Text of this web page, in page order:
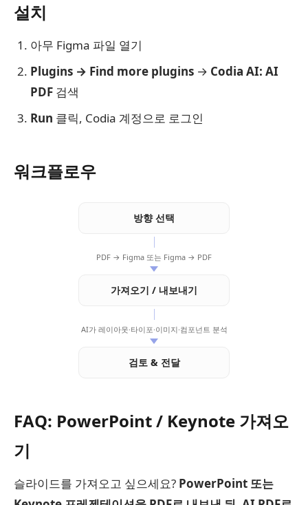
설치
아무 Figma 파일 열기
Plugins → Find more plugins → Codia AI: AI
PDF 검색
Run 클릭, Codia 계정으로 로그인
워크플로우
방향 선택
PDF → Figma 또는 Figma → PDF
가져오기 / 내보내기
AI가 레이아웃·타이포·이미지·컴포넌트 분석
검토 & 전달
FAQ: PowerPoint / Keynote 가져오
기
슬라이드를 가져오고 싶으세요? PowerPoint 또는